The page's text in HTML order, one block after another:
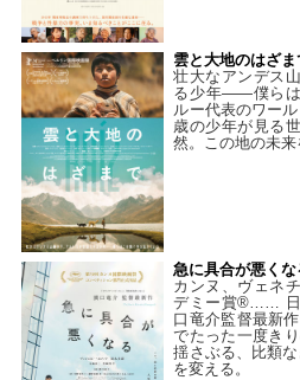
雲と大地のはざ
壮大なアンデス
る少年――僕らは
ルー代表のワー
歳の少年が見る
然。この地の未来
急に具合が悪く
カンヌ、ヴェネ
デミー賞®…… 日
口竜介監督最新
でたった一度き
揺さぶる、比類
を変える。